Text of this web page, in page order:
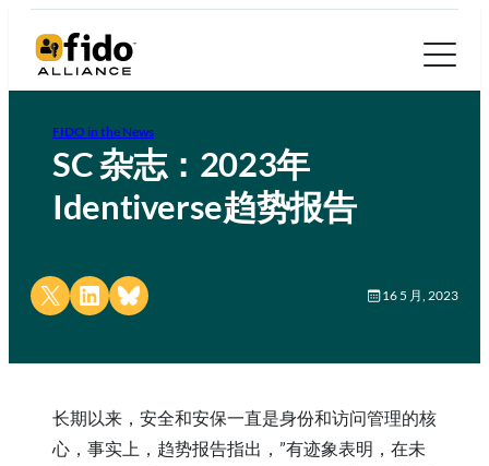
FIDO in the News
SC 杂志：2023年
Identiverse趋势报告
Share on X Share on LinkedIn
Share on Bluesky 16 5 月, 2023
长期以来，安全和安保一直是身份和访问管理的核
心，事实上，趋势报告指出，”有迹象表明，在未